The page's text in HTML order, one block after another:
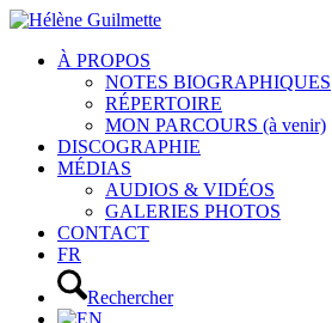
À PROPOS
NOTES BIOGRAPHIQUES
RÉPERTOIRE
MON PARCOURS (à venir)
DISCOGRAPHIE
MÉDIAS
AUDIOS & VIDÉOS
GALERIES PHOTOS
CONTACT
FR
Rechercher